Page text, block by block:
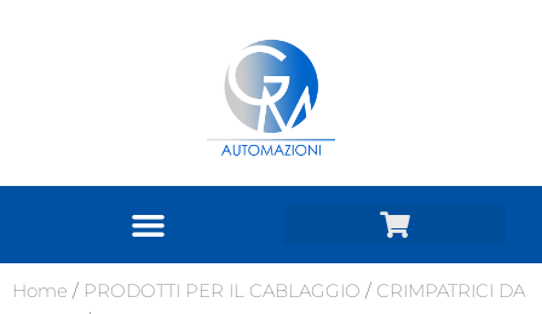
Home / PRODOTTI PER IL CABLAGGIO / CRIMPATRICI DA